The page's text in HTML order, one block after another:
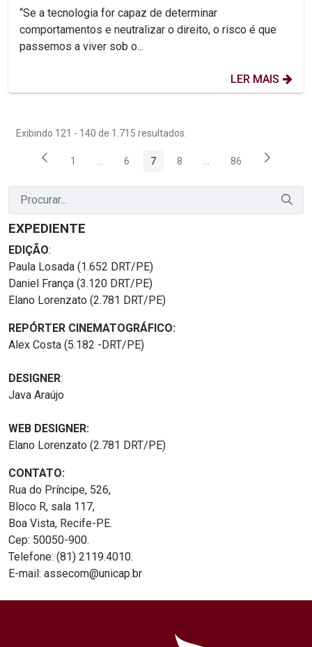
“Se a tecnologia for capaz de determinar
comportamentos e neutralizar o direito, o risco é que
passemos a viver sob o...
LER MAIS
Exibindo 121 - 140 de 1.715 resultados.
Página
1 Páginas intermediárias Usar ABA para navegar.
Página
6 Página
7 Página
8 Páginas intermediárias
Página
86
EXPEDIENTE
EDIÇÃO:
Paula Losada (1.652 DRT/PE)
Daniel França (3.120 DRT/PE)
Elano Lorenzato (2.781 DRT/PE)
REPÓRTER CINEMATOGRÁFICO:
Alex Costa (5.182 -DRT/PE)
DESIGNER:
Java Araújo
WEB DESIGNER:
Elano Lorenzato (2.781 DRT/PE)
CONTATO:
Rua do Príncipe, 526,
Bloco R, sala 117,
Boa Vista, Recife-PE.
Cep: 50050-900.
Telefone: (81) 2119.4010.
E-mail: assecom@unicap.br